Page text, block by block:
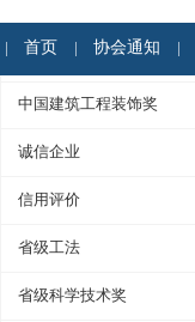
首页 协会通知
中国建筑工程装饰奖
诚信企业
信用评价
省级工法
省级科学技术奖